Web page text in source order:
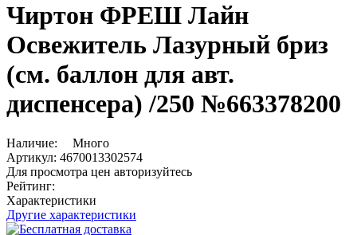
Чиртон ФРЕШ Лайн
Освежитель Лазурный бриз
(см. баллон для авт.
диспенсера) /250 №663378200
Наличие:
Много
Артикул: 4670013302574
Для просмотра цен авторизуйтесь
Рейтинг:
Характеристики
Другие характеристики